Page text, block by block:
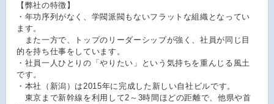
【弊社の特徴】
・年功序列がなく、学閥派閥もないフラットな組織となってい
ます。
また一方で、トップのリーダーシップが強く、社員が同じ目
的を持ち仕事をしています。
・社員一人ひとりの「やりたい」という気持ちを重んじる風土
です。
・本社（新潟）は2015年に完成した新しい自社ビルです。
東京まで新幹線を利用して2～3時間ほどの距離で、他県や首